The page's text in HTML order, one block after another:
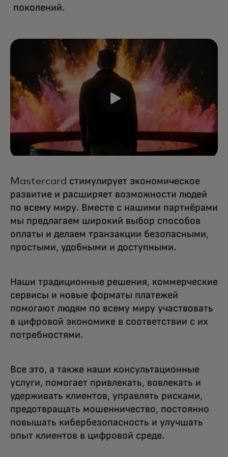
поколений.
Mastercard стимулирует экономическое
развитие и расширяет возможности людей
по всему миру. Вместе с нашими партнёрами
мы предлагаем широкий выбор способов
оплаты и делаем транзакции безопасными,
простыми, удобными и доступными.
Наши традиционные решения, коммерческие
сервисы и новые форматы платежей
помогают людям по всему миру участвовать
в цифровой экономике в соответствии с их
потребностями.
Все это, а также наши консультационные
услуги, помогает привлекать, вовлекать и
удерживать клиентов, управлять рисками,
предотвращать мошенничество, постоянно
повышать кибербезопасность и улучшать
опыт клиентов в цифровой среде.